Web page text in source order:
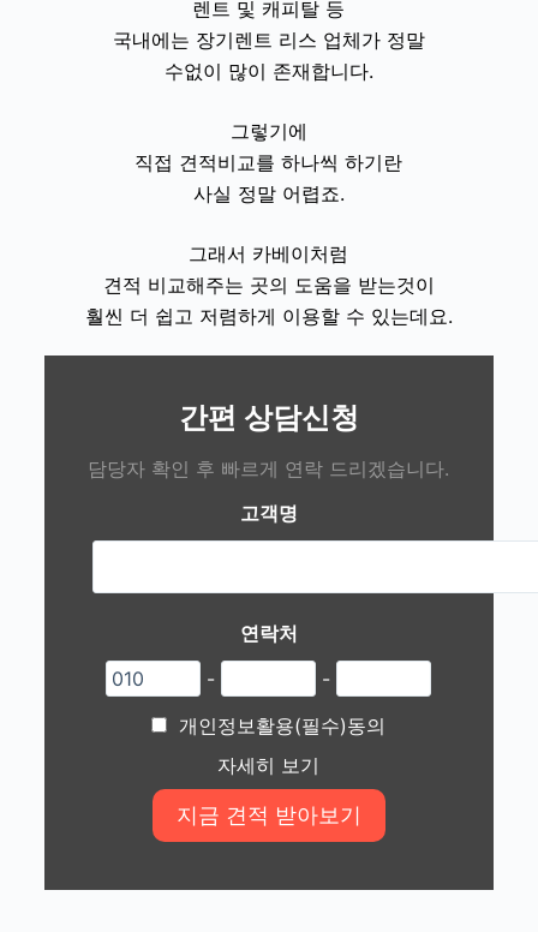
렌트 및 캐피탈 등
국내에는 장기렌트 리스 업체가 정말
수없이 많이 존재합니다.
그렇기에
직접 견적비교를 하나씩 하기란
사실 정말 어렵죠.
그래서 카베이처럼
견적 비교해주는 곳의 도움을 받는것이
훨씬 더 쉽고 저렴하게 이용할 수 있는데요.
간편 상담신청
담당자 확인 후 빠르게 연락 드리겠습니다.
고객명
연락처
-
-
개인정보활용(필수)동의
자세히 보기